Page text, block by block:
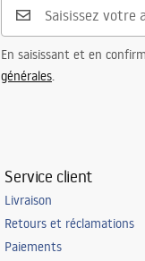
Oui
Droit,
En saisissant et en
générales.
Service client
Livraison
Retours et réclamations
Paiements